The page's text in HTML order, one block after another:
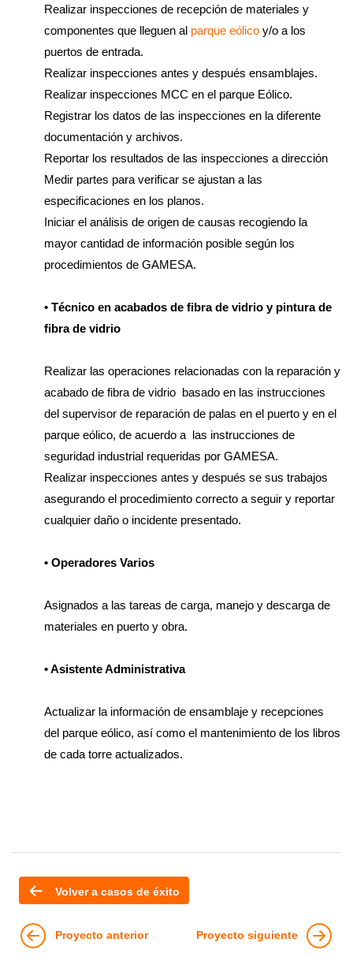
Realizar inspecciones de recepción de materiales y
componentes que lleguen al parque eólico y/o a los
puertos de entrada.
Realizar inspecciones antes y después ensamblajes.
Realizar inspecciones MCC en el parque Eólico.
Registrar los datos de las inspecciones en la diferente
documentación y archivos.
Reportar los resultados de las inspecciones a dirección
Medir partes para verificar se ajustan a las
especificaciones en los planos.
Iniciar el análisis de origen de causas recogiendo la
mayor cantidad de información posible según los
procedimientos de GAMESA.
• Técnico en acabados de fibra de vidrio y pintura de
fibra de vidrio
Realizar las operaciones relacionadas con la reparación y
acabado de fibra de vidrio basado en las instrucciones
del supervisor de reparación de palas en el puerto y en el
parque eólico, de acuerdo a las instrucciones de
seguridad industrial requeridas por GAMESA.
Realizar inspecciones antes y después se sus trabajos
asegurando el procedimiento correcto a seguir y reportar
cualquier daño o incidente presentado.
• Operadores Varios
Asignados a las tareas de carga, manejo y descarga de
materiales en puerto y obra.
• Asistente Administrativa
Actualizar la información de ensamblaje y recepciones
del parque eólico, así como el mantenimiento de los libros
de cada torre actualizados.
Volver a casos de éxito
Proyecto anterior Proyecto siguiente